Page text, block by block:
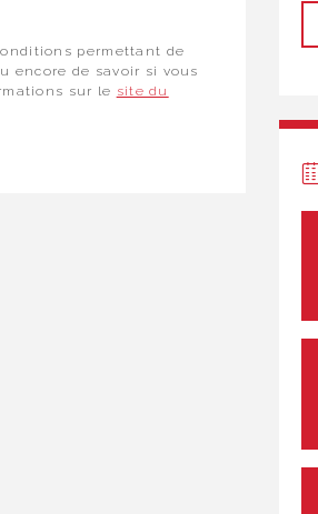
permettant de
encore de savoir si vous
sur le site du